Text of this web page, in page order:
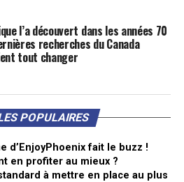
l’a découvert dans les années 70
recherches du Canada
tout changer
POPULAIRES
d’EnjoyPhoenix fait le buzz !
en profiter au mieux ?
à mettre en place au plus